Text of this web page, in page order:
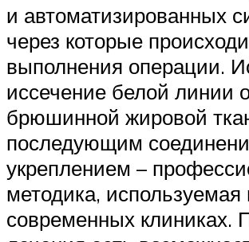
и автоматизированных
через которые
выполнения операции.
иссечение белой линии
брюшинной жировой
последующим
укреплением –
методика, используемая
современных клиниках.